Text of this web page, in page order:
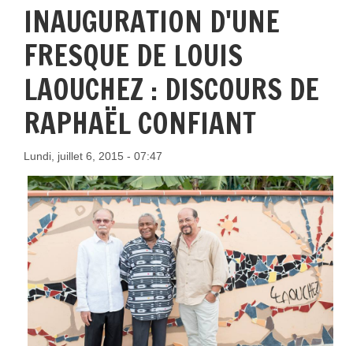
INAUGURATION D'UNE
FRESQUE DE LOUIS
LAOUCHEZ : DISCOURS DE
RAPHAËL CONFIANT
Lundi, juillet 6, 2015 - 07:47